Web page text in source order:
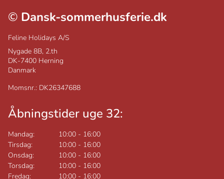
© Dansk-sommerhusferie.dk
Feline Holidays A/S
Nygade 8B, 2.th
DK-7400 Herning
Danmark
Momsnr.: DK26347688
Åbningstider uge 32:
Mandag: 10:00 - 16:00
Tirsdag:
10:00 - 16:00
Onsdag:
10:00 - 16:00
Torsdag:
10:00 - 16:00
Fredag:
10:00 - 16:00